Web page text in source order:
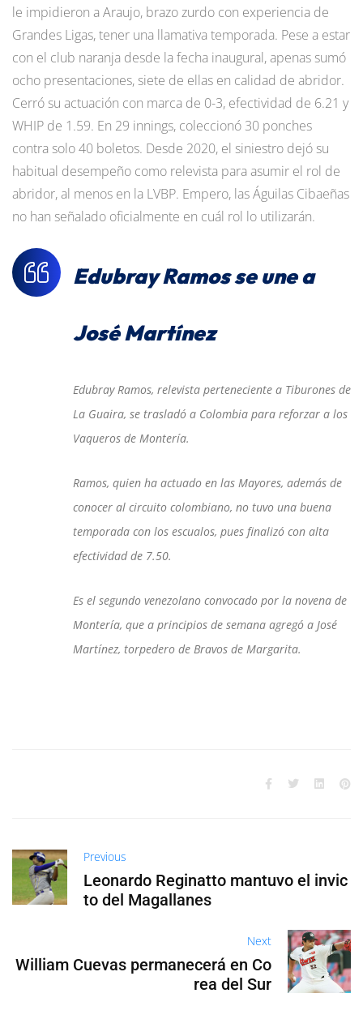
le impidieron a Araujo, brazo zurdo con experiencia de
Grandes Ligas, tener una llamativa temporada. Pese a estar
con el club naranja desde la fecha inaugural, apenas sumó
ocho presentaciones, siete de ellas en calidad de abridor.
Cerró su actuación con marca de 0-3, efectividad de 6.21 y
WHIP de 1.59. En 29 innings, coleccionó 30 ponches
contra solo 40 boletos. Desde 2020, el siniestro dejó su
habitual desempeño como relevista para asumir el rol de
abridor, al menos en la LVBP. Empero, las Águilas Cibaeñas
no han señalado oficialmente en cuál rol lo utilizarán.
Edubray Ramos se une a
José Martínez
Edubray Ramos, relevista perteneciente a Tiburones de
La Guaira, se trasladó a Colombia para reforzar a los
Vaqueros de Montería.
Ramos, quien ha actuado en las Mayores, además de
conocer al circuito colombiano, no tuvo una buena
temporada con los escualos, pues finalizó con alta
efectividad de 7.50.
Es el segundo venezolano convocado por la novena de
Montería, que a principios de semana agregó a José
Martínez, torpedero de Bravos de Margarita.
Previous
Leonardo Reginatto mantuvo el invic
to del Magallanes
Next
William Cuevas permanecerá en Co
rea del Sur